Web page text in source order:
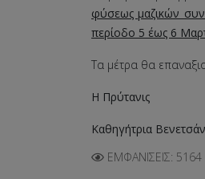
φύσεως μαζικών
περίοδο 5 έως 6
Τα μέτρα θα
Η Πρύτανις
Καθηγήτρια
ΕΜΦΑΝΊΣΕΙΣ: 5164